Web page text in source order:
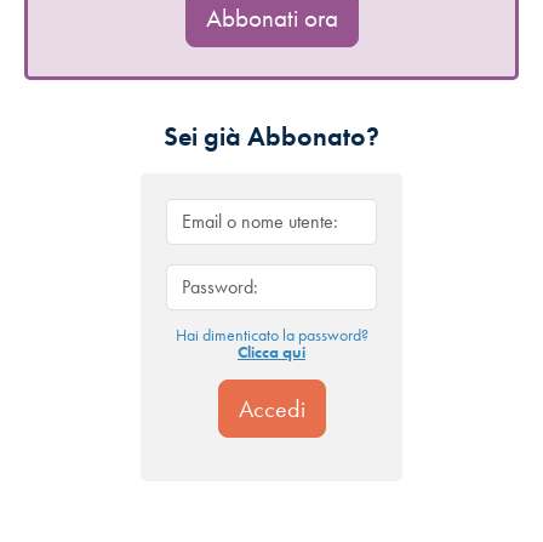
Abbonati ora
Sei già Abbonato?
Hai dimenticato la password?
Clicca qui